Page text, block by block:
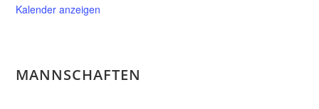
Kalender anzeigen
MANNSCHAFTEN